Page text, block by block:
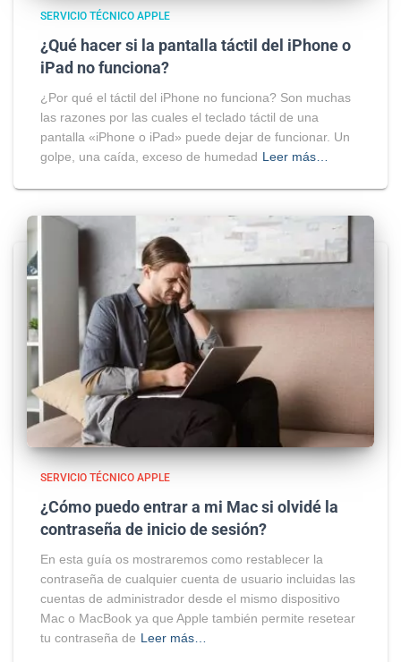
SERVICIO TÉCNICO APPLE
¿Qué hacer si la pantalla táctil del iPhone o
iPad no funciona?
¿Por qué el táctil del iPhone no funciona? Son muchas
las razones por las cuales el teclado táctil de una
pantalla «iPhone o iPad» puede dejar de funcionar. Un
golpe, una caída, exceso de humedad Leer más…
SERVICIO TÉCNICO APPLE
¿Cómo puedo entrar a mi Mac si olvidé la
contraseña de inicio de sesión?
En esta guía os mostraremos como restablecer la
contraseña de cualquier cuenta de usuario incluidas las
cuentas de administrador desde el mismo dispositivo
Mac o MacBook ya que Apple también permite resetear
tu contraseña de Leer más…